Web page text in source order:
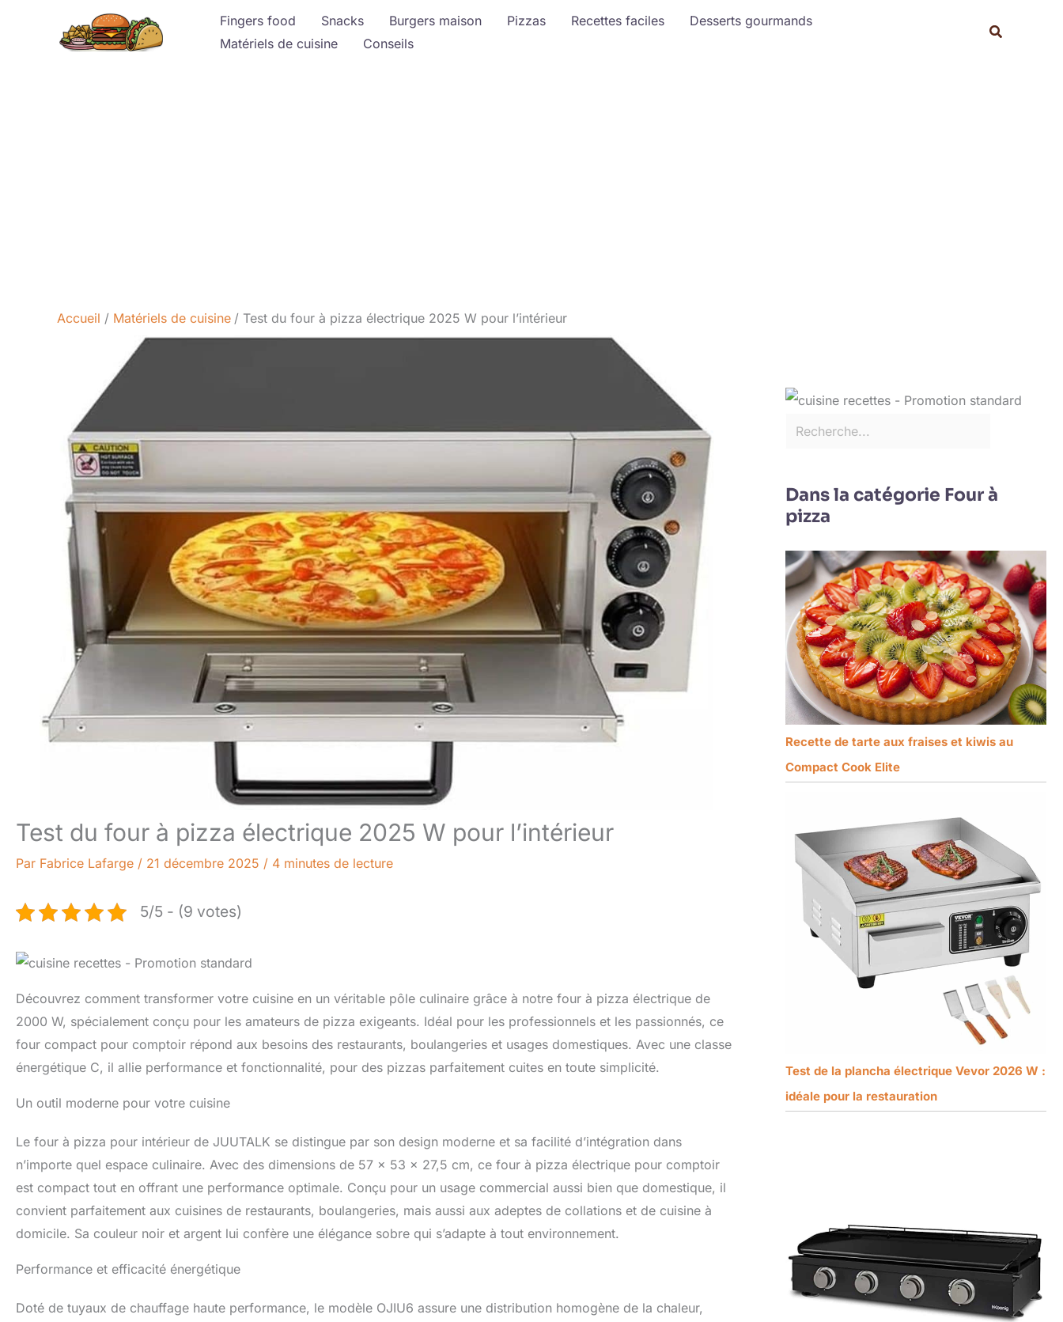
Fingers food Snacks Burgers maison Pizzas Recettes faciles
Desserts gourmands
Matériels de cuisine
Conseils
Accueil Matériels de cuisine Test du four à pizza électrique 2025 W pour l’intérieur
Test du four à pizza électrique 2025 W pour l’intérieur
Par Fabrice Lafarge / 21 décembre 2025 / 4 minutes de lecture
5/5 - (9 votes)
Découvrez comment transformer votre cuisine en un véritable pôle culinaire grâce à notre four à pizza électrique de
2000 W, spécialement conçu pour les amateurs de pizza exigeants. Idéal pour les professionnels et les passionnés, ce
four compact pour comptoir répond aux besoins des restaurants, boulangeries et usages domestiques. Avec une classe
énergétique C, il allie performance et fonctionnalité, pour des pizzas parfaitement cuites en toute simplicité.
Un outil moderne pour votre cuisine
Le four à pizza pour intérieur de JUUTALK se distingue par son design moderne et sa facilité d’intégration dans
n’importe quel espace culinaire. Avec des dimensions de 57 x 53 x 27,5 cm, ce four à pizza électrique pour comptoir
est compact tout en offrant une performance optimale. Conçu pour un usage commercial aussi bien que domestique, il
convient parfaitement aux cuisines de restaurants, boulangeries, mais aussi aux adeptes de collations et de cuisine à
domicile. Sa couleur noir et argent lui confère une élégance sobre qui s’adapte à tout environnement.
Performance et efficacité énergétique
Doté de tuyaux de chauffage haute performance, le modèle OJIU6 assure une distribution homogène de la chaleur,
Rechercher
Dans la catégorie Four à
pizza
Recette de tarte aux fraises et kiwis au
Compact Cook Elite
Test de la plancha électrique Vevor 2026 W :
idéale pour la restauration